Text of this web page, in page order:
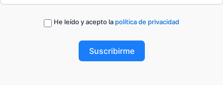
He leído y acepto la política de privacidad
Suscribirme